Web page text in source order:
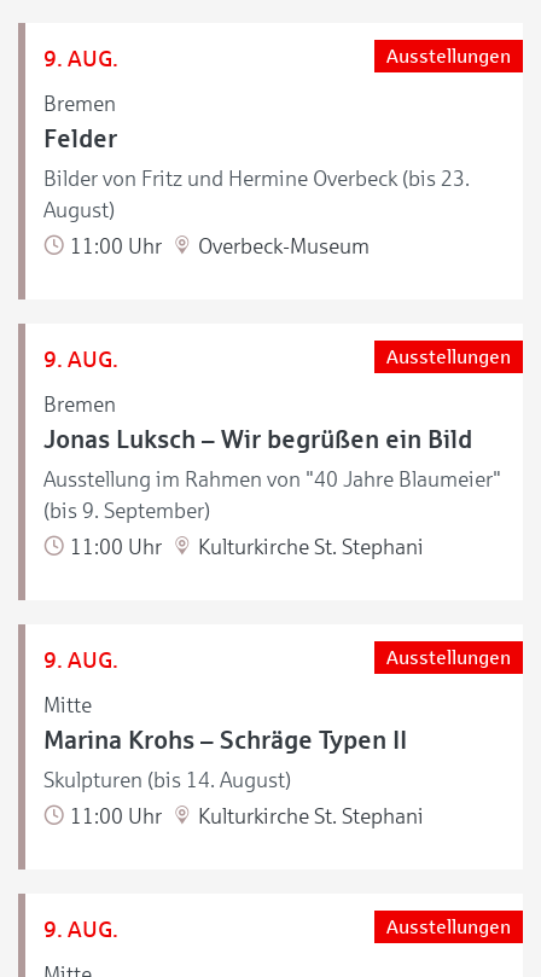
9. AUG.
Bremen
Ausstellungen
Felder
Bilder von Fritz und Hermine Overbeck (bis 23.
August)
11:00 Uhr
Overbeck-Museum
9. AUG.
Bremen
Ausstellungen
Jonas Luksch – Wir begrüßen ein Bild
Ausstellung im Rahmen von "40 Jahre Blaumeier"
(bis 9. September)
11:00 Uhr
Kulturkirche St. Stephani
9. AUG.
Mitte
Ausstellungen
Marina Krohs – Schräge Typen II
Skulpturen (bis 14. August)
11:00 Uhr
Kulturkirche St. Stephani
9. AUG. Ausstellungen